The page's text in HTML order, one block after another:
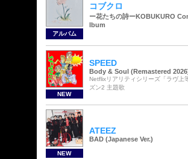
アルバム
コブクロ
ー花たちの詩ーKOBUKURO
lbum
NEW
SPEED
Body & Soul (Remastered
Netflixリアリティシリーズ「ラヴ上
ズン2 主題歌
NEW
ATEEZ
BAD (Japanese Ver.)